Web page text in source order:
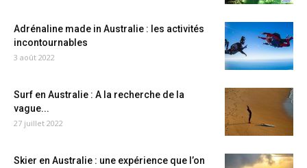
Adrénaline made in Australie : les activités
incontournables
3 août 2022
Surf en Australie : A la recherche de la
vague...
27 juillet 2022
Skier en Australie : une expérience que l’on